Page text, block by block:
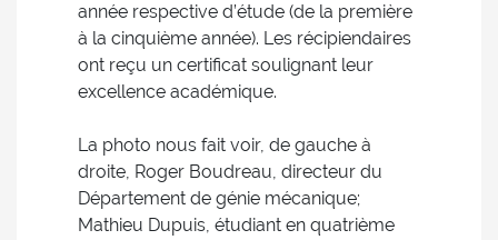
année respective d’étude (de la première
à la cinquième année). Les récipiendaires
ont reçu un certificat soulignant leur
excellence académique.
La photo nous fait voir, de gauche à
droite, Roger Boudreau, directeur du
Département de génie mécanique;
Mathieu Dupuis, étudiant en quatrième